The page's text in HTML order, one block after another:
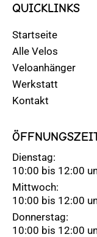
QUICKLINKS
Startseite
Alle Velos
Veloanhänger
Werkstatt
Kontakt
Dienstag:
10:00 bis 12:00
Mittwoch:
10:00 bis 12:00
Donnerstag:
10:00 bis 12:00